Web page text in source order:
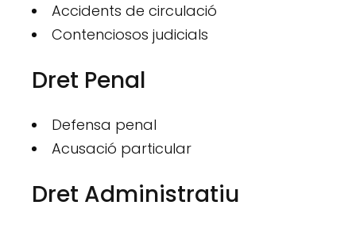
Accidents de circulació
Contenciosos judicials
Dret Penal
Defensa penal
Acusació particular
Dret Administratiu